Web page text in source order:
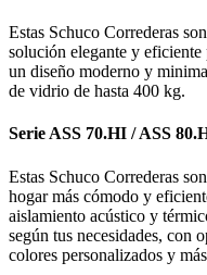
Estas Schuco Correderas
solución elegante y eficiente
un diseño moderno y
de vidrio de hasta 400 kg.
Serie ASS 70.HI / ASS
Estas Schuco Correderas
hogar más cómodo y
aislamiento acústico y
según tus necesidades, con
colores personalizados y